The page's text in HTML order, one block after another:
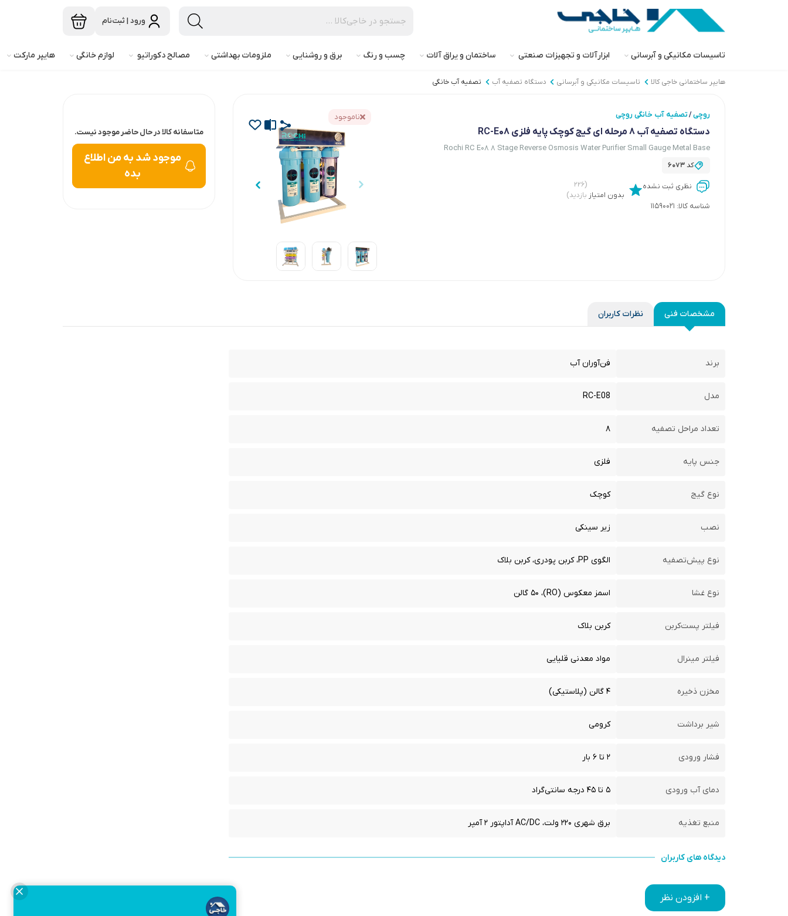
ورود | ثبت‌نام
تاسیسات مکانیکی و آبرسانی ابزارآلات و تجهیزات صنعتی ساختمان و یراق آلات چسب و رنگ برق و روشنایی ملزومات بهداشتی مصالح دکوراتیو لوازم خانگی هایپر مارکت
هایپر ساختمانی خاجی‌ کالا تاسیسات مکانیکی و آبرسانی دستگاه تصفیه آب تصفیه آب خانگی
ناموجود روچی/تصفیه آب خانگی روچی
دستگاه تصفیه آب 8 مرحله ای گیج کوچک پایه فلزی RC-E08
Rochi RC E08 8 Stage Reverse Osmosis Water Purifier Small Gauge Metal Base
کد6073
نظری ثبت نشده
بدون امتیاز
(۲۲۶
بازدید)
شناسه کالا: 11590021
متاسفانه کالا در حال حاضر موجود نیست.
موجود شد به من اطلاع
بده
مشخصات فنی نظرات کاربران
برند فن‌آوران آب
مدل RC-E08
تعداد مراحل تصفیه ۸
جنس پایه فلزی
نوع گیج کوچک
نصب زیر سینکی
نوع پیش‌تصفیه الگوی PP، کربن پودری، کربن بلاک
نوع غشا اسمز معکوس (RO)، ۵۰ گالن
فیلتر پست‌کربن کربن بلاک
فیلتر مینرال مواد معدنی قلیایی
مخزن ذخیره ۴ گالن (پلاستیکی)
شیر برداشت کرومی
فشار ورودی ۲ تا ۶ بار
دمای آب ورودی ۵ تا ۴۵ درجه سانتی‌گراد
منبع تغذیه برق شهری ۲۲۰ ولت، AC/DC آداپتور ۲ آمپر
دیدگاه های کاربران
+ افزودن نظر